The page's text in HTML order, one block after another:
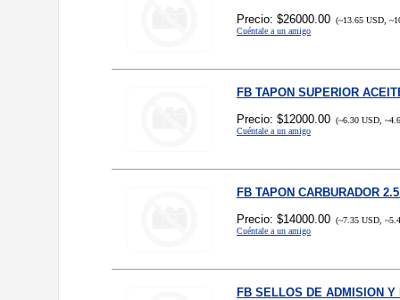
Precio: $26000.00 (~13.65 USD,
Cuéntale a un amigo
FB TAPON SUPERIOR
Precio: $12000.00 (~6.30 USD,
Cuéntale a un amigo
FB TAPON CARBURADOR
Precio: $14000.00 (~7.35 USD,
Cuéntale a un amigo
FB SELLOS DE ADMISION Y